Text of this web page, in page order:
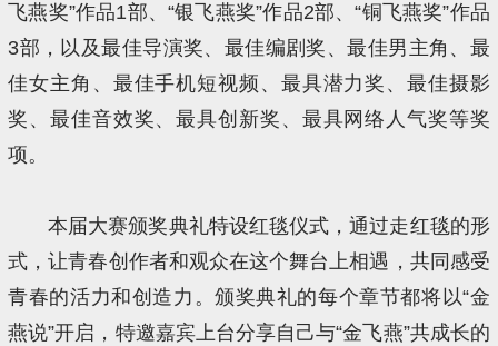
飞燕奖”作品1部、“银飞燕奖”作品2部、“铜飞燕奖”作品
3部，以及最佳导演奖、最佳编剧奖、最佳男主角、最
佳女主角、最佳手机短视频、最具潜力奖、最佳摄影
奖、最佳音效奖、最具创新奖、最具网络人气奖等奖
项。
本届大赛颁奖典礼特设红毯仪式，通过走红毯的形
式，让青春创作者和观众在这个舞台上相遇，共同感受
青春的活力和创造力。颁奖典礼的每个章节都将以“金
燕说”开启，特邀嘉宾上台分享自己与“金飞燕”共成长的